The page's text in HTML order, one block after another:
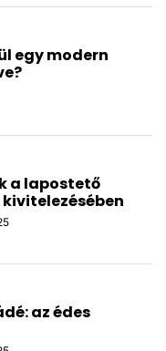
egy modern
a lapostető
az édes